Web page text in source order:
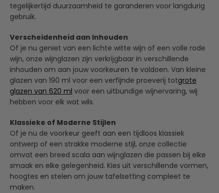
tegelijkertijd duurzaamheid te garanderen voor langdurig
gebruik.
Verscheidenheid aan Inhouden
Of je nu geniet van een lichte witte wijn of een volle rode
wijn, onze wijnglazen zijn verkrijgbaar in verschillende
inhouden om aan jouw voorkeuren te voldoen. Van kleine
glazen van 190 ml voor een verfijnde proeverij totgrote
glazen van 620 ml voor een uitbundige wijnervaring, wij
hebben voor elk wat wils.
Klassieke of Moderne Stijlen
Of je nu de voorkeur geeft aan een tijdloos klassiek
ontwerp of een strakke moderne stijl, onze collectie
omvat een breed scala aan wijnglazen die passen bij elke
smaak en elke gelegenheid. Kies uit verschillende vormen,
hoogtes en stelen om jouw tafelsetting compleet te
maken.